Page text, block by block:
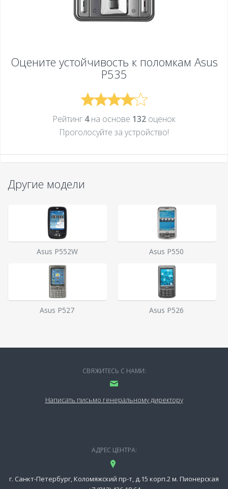
Оцените устойчивость к поломкам Asus
P535
Рейтинг 4на основе 132 оценок
Проголосуйте за устройcтво!
Другие модели
Asus P552W Asus P550
Asus P527 Asus P526
СВЯЖИТЕСЬ С НАМИ:
Написать письмо генеральному директору
АДРЕС ЦЕНТРА:
г. Санкт-Петербург, Коломяжский пр-т, д.15 корп.2 м. Пионерская